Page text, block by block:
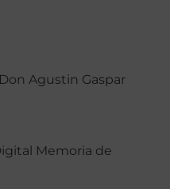
Agustin Gaspar
Memoria de